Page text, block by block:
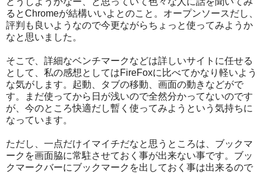
るとChromeが結構いいよとのこと。オープンソースだし、
評判も良いようなので今更ながらちょっと使ってみようか
なと思いました。
そこで、詳細なベンチマークなどは詳しいサイトに任せる
として、私の感想としてはFireFoxに比べてかなり軽いよう
な気がします。起動、タブの移動、画面の動きなどがで
す。まだ使ってから日が浅いので全然分かってないのです
が、今のところ快適だし暫く使ってみようという気持ちに
なっています。
ただし、一点だけイマイチだなと思うところは、ブックマ
ークを画面脇に常駐させておく事が出来ない事です。ブッ
クマークバーにブックマークを出しておく事は出来るので